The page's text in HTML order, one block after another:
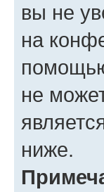
вы не
на
не
ниже.